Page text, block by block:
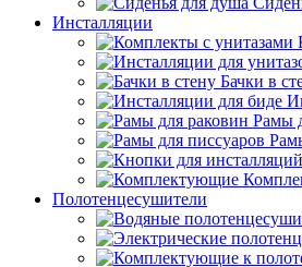
Инсталляции
Бачки в
Рамы
Полотенцесушители